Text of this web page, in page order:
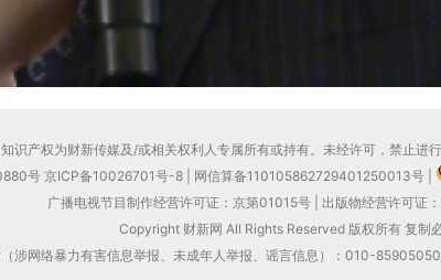
识产权为财新传媒及/或相关权利人专属所有或持有。未经许可，禁止进
号京ICP备10026701号-8 网信算备110105862729401250013号
广播电视节目制作经营许可证：京第01015号| 出版物经营许可证
Copyright 财新网 All Rights Reserved 版权所有 复制
（涉网络暴力有害信息举报、未成年人举报、谣言信息）：010-